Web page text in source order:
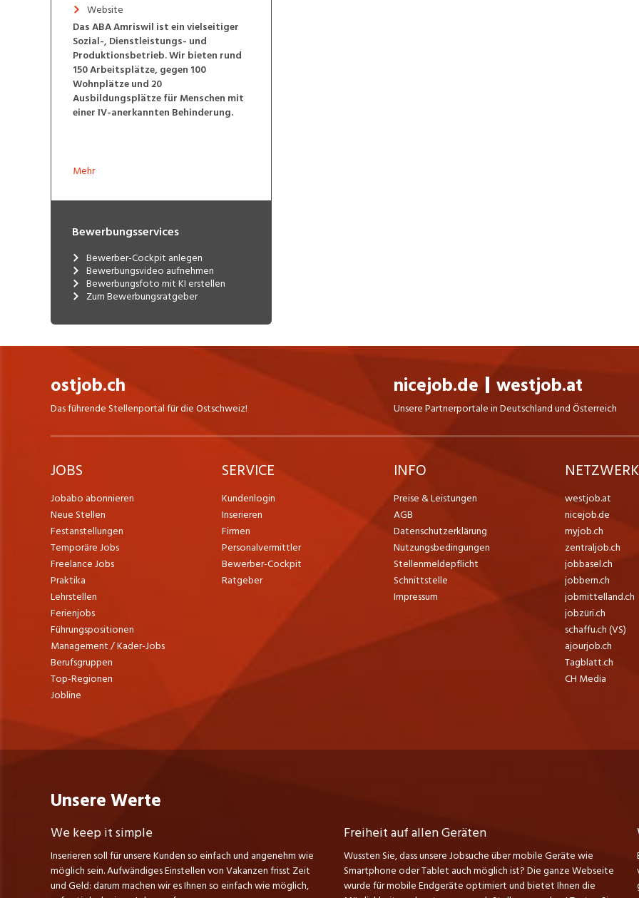
Website
Das ABA Amriswil ist ein vielseitiger
Sozial-, Dienstleistungs- und
Produktionsbetrieb. Wir bieten rund
150 Arbeitsplätze, gegen 100
Wohnplätze und 20
Ausbildungsplätze für Menschen mit
einer IV-anerkannten Behinderung.
Mehr
Bewerbungsservices
Bewerber-Cockpit anlegen
Bewerbungsvideo aufnehmen
Bewerbungsfoto mit KI erstellen
Zum Bewerbungsratgeber
ostjob.ch
Das führende Stellenportal für die Ostschweiz!
nicejob.de westjob.at
Unsere Partnerportale in Deutschland und Österreich
JOBS
Jobabo abonnieren
Neue Stellen
Festanstellungen
Temporäre Jobs
Freelance Jobs
Praktika
Lehrstellen
Ferienjobs
Führungspositionen
Management / Kader-Jobs
Berufsgruppen
Top-Regionen
Jobline
SERVICE
Kundenlogin
Inserieren
Firmen
Personalvermittler
Bewerber-Cockpit
Ratgeber
INFO
Preise & Leistungen
AGB
Datenschutzerklärung
Nutzungsbedingungen
Stellenmeldepflicht
Schnittstelle
Impressum
NETZWERK
westjob.at
nicejob.de
myjob.ch
zentraljob.ch
jobbasel.ch
jobbern.ch
jobmittelland.ch
jobzüri.ch
schaffu.ch (VS)
ajourjob.ch
Tagblatt.ch
CH Media
Unsere Werte
We keep it simple
Inserieren soll für unsere Kunden so einfach und angenehm wie
möglich sein. Aufwändiges Einstellen von Vakanzen frisst Zeit
und Geld: darum machen wir es Ihnen so einfach wie möglich,
Freiheit auf allen Geräten
Wussten Sie, dass unsere Jobsuche über mobile Geräte wie
Smartphone oder Tablet auch möglich ist? Die ganze Webseite
wurde für mobile Endgeräte optimiert und bietet Ihnen die